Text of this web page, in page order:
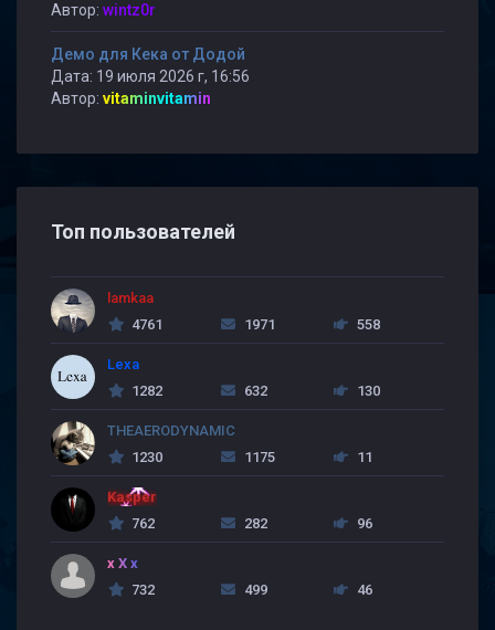
Автор: wintz0r
Демо для Кека от Додой
Дата: 19 июля 2026 г, 16:56
Автор: vitaminvitamin
Топ пользователей
lamkaa
4761
1971 558
Lexa
1282
632 130
THEAERODYNAMIC
1230
1175 11
Kasper
762
282 96
x X x
732
499 46